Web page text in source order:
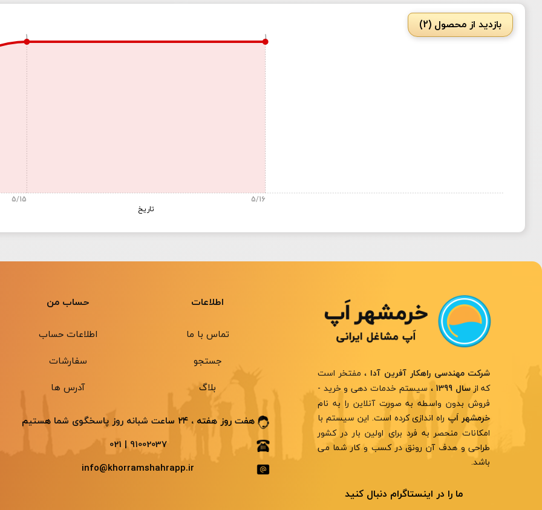
بازدید از محصول (2)
تاریخ
1 1
5/15 5/16
شرکت مهندسی راهکار آفرین آدا ، مفتخر است
که ازسال 1399
، سیستم خدمات دهی و خرید -
فروش بدون واسطه به صورت آنلاین را به نام
خرمشهر اَپ راه اندازی کرده است. این سیستم با
امکانات منحصر به فرد برای اولین بار در کشور
طراحی و هدف آن رونق در کسب و کار شما می
باشد.
ما را در اینستاگرام دنبال کنید
اطلاعات
تماس با ما
جستجو
بلاگ
حساب من
اطلاعات حساب
سفارشات
آدرس ها
هفت روز هفته ، ۲۴ ساعت شبانه ‌روز پاسخگوی شما هستیم
91002037 | 021
info@khorramshahrapp.ir